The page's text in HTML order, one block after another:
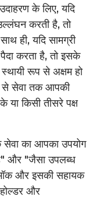
के लिए, यदि
करती है, तो
ही, यदि सामग्री
करता है, तो इसके
रूप से अक्षम हो
से सेवा तक आपकी
किसी तीसरे पक्ष
का आपका उपयोग
और "जैसा उपलब्ध
और इसकी सहायक
और